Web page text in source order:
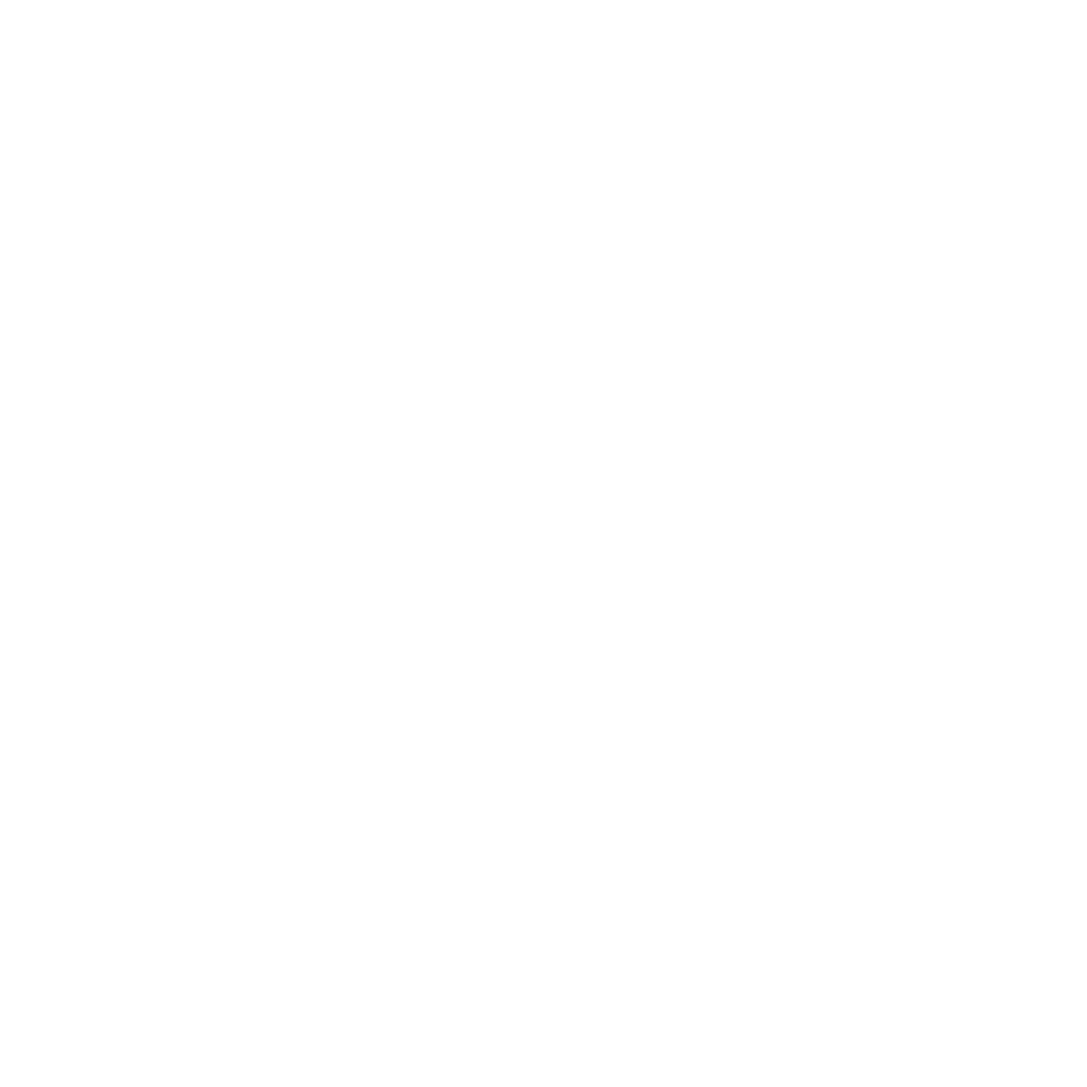
los für unsere täglichen Tauchausfahrten im Mai 2026!
der kleinen und auch großen Schätze, die unser schönes Rotes Meer zu bieten hat. Außerdem erzählen sie über all das, was sie auf
auf unseren mehrtägigen Minisafaris halten sie euch stets auf dem Laufenden. Egal, ob Early Morning Dive oder
Abu Nuhas oder an der Thistlegorm stehen auf dem Programm. Ob im Norden oder Süden, ihr seid mit an Bord!
erscheinen täglich! 365 Tage im Jahr könnt ihr mit uns zusammen auf die Reise gehen und im
täglichen Tauchausfahrten!